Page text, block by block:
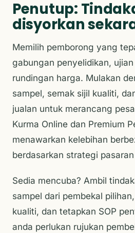
Penutup:
disyorkan
Memilih pemborong yang
gabungan penyelidikan,
rundingan harga. Mulakan
sampel, semak sijil kualiti,
jualan untuk merancang
Kurma Online dan Premium
menawarkan kelebihan
berdasarkan strategi
Sedia mencuba? Ambil
sampel dari pembekal
kualiti, dan tetapkan SOP
anda perlukan rujukan